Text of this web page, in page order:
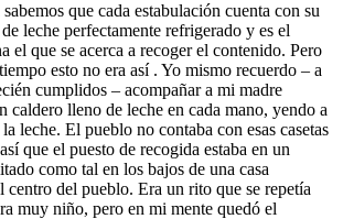
que cada estabulación cuenta con su
leche perfectamente refrigerado y es el
el que se acerca a recoger el contenido. Pero
esto no era así . Yo mismo recuerdo – a
cumplidos – acompañar a mi madre
caldero lleno de leche en cada mano, yendo a
leche. El pueblo no contaba con esas casetas
que el puesto de recogida estaba en un
como tal en los bajos de una casa
centro del pueblo. Era un rito que se repetía
muy niño, pero en mi mente quedó el